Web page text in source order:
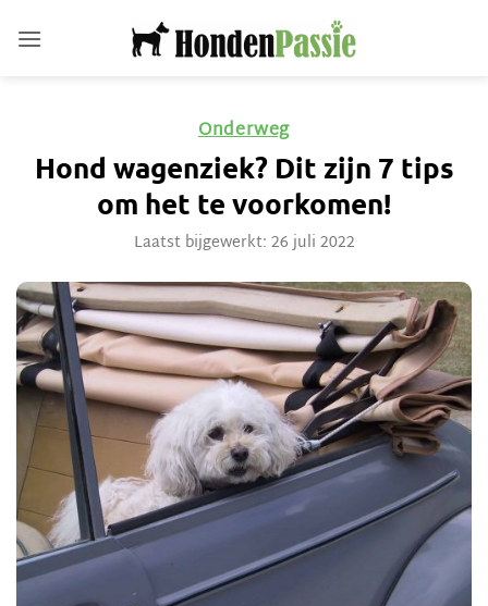
naar
Onderweg
Hond wagenziek? Dit zijn 7 tips
om het te voorkomen!
Laatst bijgewerkt: 26 juli 2022